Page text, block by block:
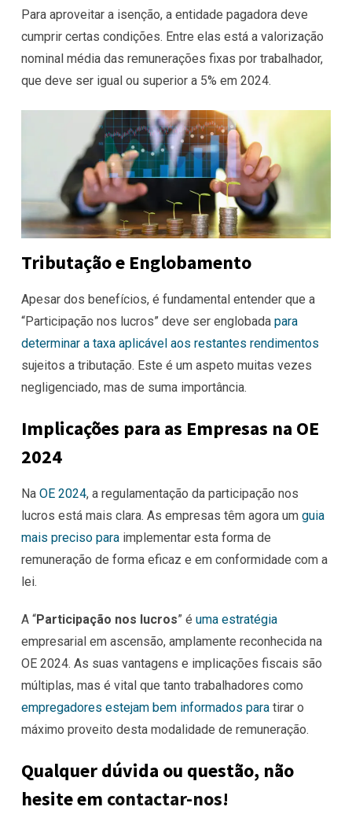
Para aproveitar a isenção, a entidade pagadora deve
cumprir certas condições. Entre elas está a valorização
nominal média das remunerações fixas por trabalhador,
que deve ser igual ou superior a 5% em 2024.
Tributação e Englobamento
Apesar dos benefícios, é fundamental entender que a
“Participação nos lucros” deve ser englobada para
determinar a taxa aplicável aos restantes rendimentos
sujeitos a tributação. Este é um aspeto muitas vezes
negligenciado, mas de suma importância.
Implicações para as Empresas na OE
2024
Na OE 2024, a regulamentação da participação nos
lucros está mais clara. As empresas têm agora um guia
mais preciso para implementar esta forma de
remuneração de forma eficaz e em conformidade com a
lei.
A “Participação nos lucros” é uma estratégia
empresarial em ascensão, amplamente reconhecida na
OE 2024. As suas vantagens e implicações fiscais são
múltiplas, mas é vital que tanto trabalhadores como
empregadores estejam bem informados para tirar o
máximo proveito desta modalidade de remuneração.
Qualquer dúvida ou questão, não
hesite em contactar-nos!